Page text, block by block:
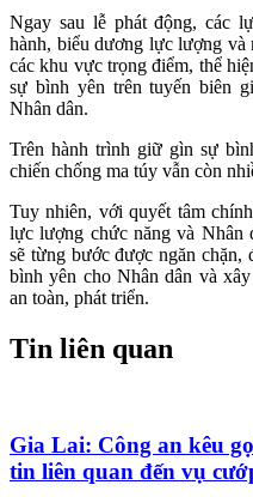
Ngay sau lễ phát động, các
hành, biểu dương lực lượng và
các khu vực trọng điểm, thể
sự bình yên trên tuyến biên
Nhân dân.
Trên hành trình giữ gìn sự
chiến chống ma túy vẫn còn
Tuy nhiên, với quyết tâm
lực lượng chức năng và Nhân
sẽ từng bước được ngăn
bình yên cho Nhân dân và
an toàn, phát triển.
Tin liên quan
Gia Lai: Công an kêu
tin liên quan đến vụ